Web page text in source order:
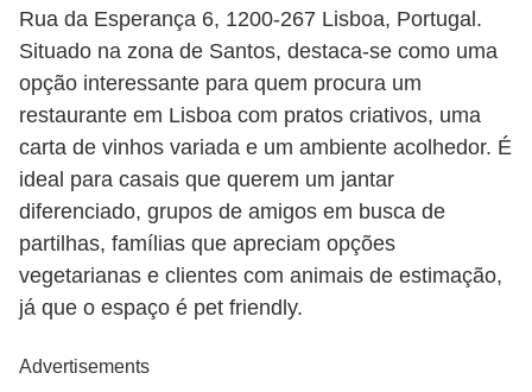
Rua da Esperança 6, 1200-267 Lisboa, Portugal.
Situado na zona de Santos, destaca-se como uma
opção interessante para quem procura um
restaurante em Lisboa com pratos criativos, uma
carta de vinhos variada e um ambiente acolhedor. É
ideal para casais que querem um jantar
diferenciado, grupos de amigos em busca de
partilhas, famílias que apreciam opções
vegetarianas e clientes com animais de estimação,
já que o espaço é pet friendly.
Advertisements